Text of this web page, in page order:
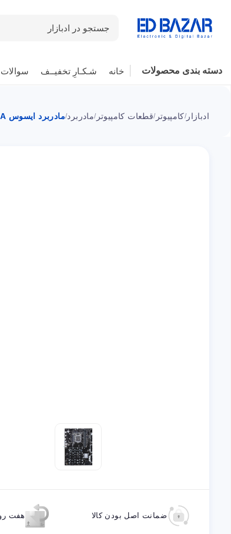
جستجو در ادبازار
دسته بندی محصولات خانه شـکـارِ تخفیــف
ادبازار /کامپیوتر /قطعات کامپیوتر /مادربرد/مادربرد ایسوس B250 MINING EXPERT LGA سوکت 1151
ضمانت اصل بودن کالا هفت